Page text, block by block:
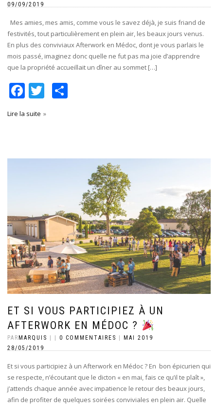
09/09/2019
Mes amies, mes amis, comme vous le savez déjà, je suis friand de
festivités, tout particulièrement en plein air, les beaux jours venus.
En plus des conviviaux Afterwork en Médoc, dont je vous parlais le
mois passé, imaginez donc quelle ne fut pas ma joie d’apprendre
que la propriété accueillait un dîner au sommet […]
Facebook
Twitter
Lire la suite
ET SI VOUS PARTICIPIEZ À UN
AFTERWORK EN MÉDOC ?
PAR MARQUIS
28/05/2019
0 COMMENTAIRES MAI 2019
Et si vous participiez à un Afterwork en Médoc ? En bon épicurien qui
se respecte, n’écoutant que le dicton « en mai, fais ce qu’il te plaît »,
j’attends chaque année avec impatience le retour des beaux jours,
afin de profiter de quelques soirées conviviales en plein air. Quelle